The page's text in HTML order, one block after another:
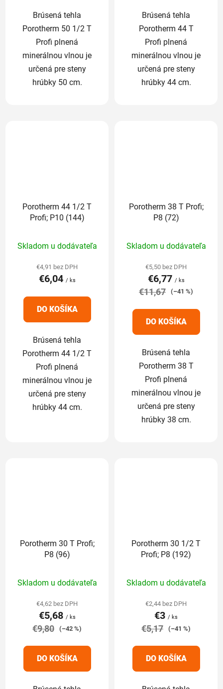
Brúsená tehla
Porotherm 50 1/2 T
Profi plnená
minerálnou vlnou je
určená pre steny
hrúbky 50 cm.
Brúsená tehla
Porotherm 44 T
Profi plnená
minerálnou vlnou je
určená pre steny
hrúbky 44 cm.
Porotherm 44 1/2 T
Profi; P10 (144)
hodnotenie
produktu
je
z
Skladom u dodávateľa
€4,91 bez DPH
€6,04 / ks
DO KOŠÍKA
Brúsená tehla
Porotherm 44 1/2 T
Profi plnená
minerálnou vlnou je
určená pre steny
hrúbky 44 cm.
Porotherm 38 T Profi;
P8 (72)
hodnotenie
produktu
je
5,0
5
hviezdičiek.
Skladom u dodávateľa
€5,50 bez DPH
€6,77 / ks
€11,67 (–41 %)
DO KOŠÍKA
Brúsená tehla
Porotherm 38 T
Profi plnená
minerálnou vlnou je
určená pre steny
hrúbky 38 cm.
Porotherm 30 T Profi;
P8 (96)
hodnotenie
produktu
je
5,0
5
hviezdičiek.
Skladom u dodávateľa
€4,62 bez DPH
€5,68 / ks
€9,80 (–42 %)
DO KOŠÍKA
Porotherm 30 1/2 T
Profi; P8 (192)
hodnotenie
produktu
je
5,0
5
hviezdičiek.
Skladom u dodávateľa
€2,44 bez DPH
€3 / ks
€5,17 (–41 %)
DO KOŠÍKA